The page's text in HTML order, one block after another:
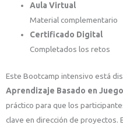
Aula Virtual
Material complementario
Certificado Digital
Completados los retos
Este Bootcamp intensivo está
Aprendizaje Basado en
práctico para que los
clave en dirección de proyectos.